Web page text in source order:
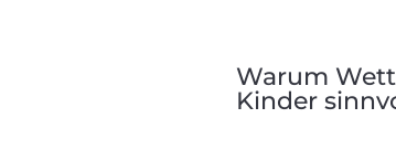
Warum
Kinder